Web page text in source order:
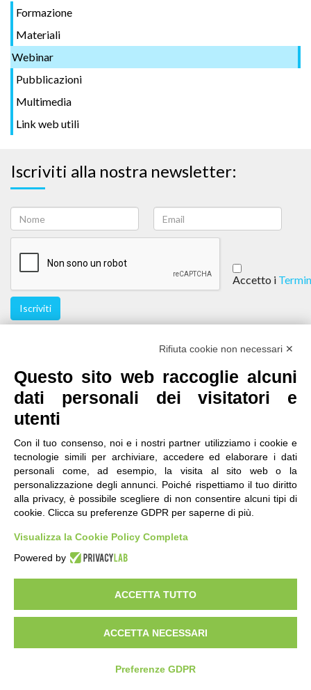
Formazione
Materiali
Webinar
Pubblicazioni
Multimedia
Link web utili
Iscriviti alla nostra newsletter:
Accetto i
Iscriviti
contatti| qualità accessibilità |privacy|
note legali
IRES Piemonte - Istituto di Ricerche Economico
Sociali del Piemonte
Via Nizza 18, 10125 Torino - C.F.80084650011
P.Iva 04328830015
© 2018 All Rights Reserved
Rifiuta cookie non necessari ✕
Questo sito web raccoglie alcuni
dati personali dei visitatori e
utenti
Con il tuo consenso, noi e i nostri partner utilizziamo i cookie e
tecnologie simili per archiviare, accedere ed elaborare i dati
personali come, ad esempio, la visita al sito web o la
personalizzazione degli annunci. Poiché rispettiamo il tuo diritto
alla privacy, è possibile scegliere di non consentire alcuni tipi di
cookie. Clicca su preferenze GDPR per saperne di più.
Visualizza la Cookie Policy Completa
Powered by
ACCETTA TUTTO
ACCETTA NECESSARI
Preferenze GDPR